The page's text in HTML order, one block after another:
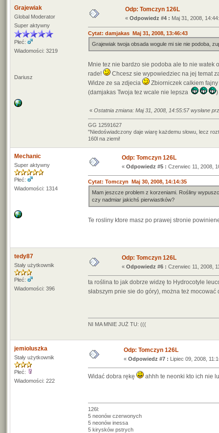
Grajewiak
Global Moderator
Super aktywny
Płeć:
Wiadomości: 3219
Dariusz
Odp: Tomczyn 126L
« Odpowiedz #4 : Maj 31, 2008,
Cytat: damjakas Maj 31, 2008, 13:46:43
Grajewiak twoja obsada wogule mi sie nie podoba,
Mnie tez nie bardzo sie podoba ale to nie
rade!
Chcesz sie wypowiedziec na jej temat
Widze ze sa zdjecia
Zbiorniczek calkiem fajny
(damjakas Twoja tez wcale nie lepsza
)
« Ostatnia zmiana: Maj 31, 2008, 14:55:57 wysłane
GG 12591627
"Niedoświadczony daje wiarę każdemu słowu, lecz
160l na ziemi!
Mechanic
Super aktywny
Płeć:
Wiadomości: 1314
Odp: Tomczyn 126L
« Odpowiedz #5 : Czerwiec 11, 2008,
Cytat: Tomczyn Maj 30, 2008, 14:14:35
Mam jeszcze problem z korzeniami. Rośliny
czy nadmiar jakichś pierwiastków?
Te rosliny ktore masz po prawej stronie
tedy87
Stały użytkownik
Płeć:
Wiadomości: 396
Odp: Tomczyn 126L
« Odpowiedz #6 : Czerwiec 11, 2008,
ta roślina to jak dobrze widzę to Hydrocotyle
słabszym pnie sie do góry), można też
NI MA MNIE JUŻ TU: (((
jemioluszka
Stały użytkownik
Płeć:
Wiadomości: 222
Odp: Tomczyn 126L
« Odpowiedz #7 : Lipiec 09, 2008,
Widać dobra rękę ahhh te neonki kto ich nie
126l:
5 neonów czerwonych
5 neonów inessa
5 kirysków pstrych